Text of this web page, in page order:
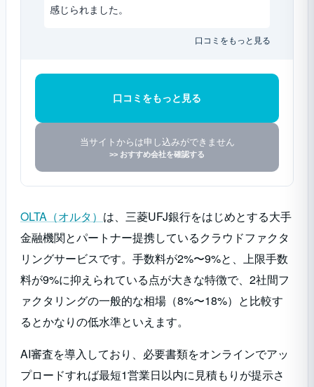
感じられました。
口コミをもっと見る
口コミをもっと見る
当サイトからは申し込みができません
>> おすすめ会社を確認する
OLTA（オルタ） は、三菱UFJ銀行をはじめとする大手
金融機関とパートナー提携しているクラウドファクタ
リングサービスです。手数料が2%〜9%と、上限手数
料が9%に抑えられている点が大きな特徴で、2社間フ
ァクタリングの一般的な相場（8%〜18%）と比較す
るとかなりの低水準といえます。
AI審査を導入しており、必要書類をオンラインでアッ
プロードすれば最短1営業日以内に見積もりが提示さ